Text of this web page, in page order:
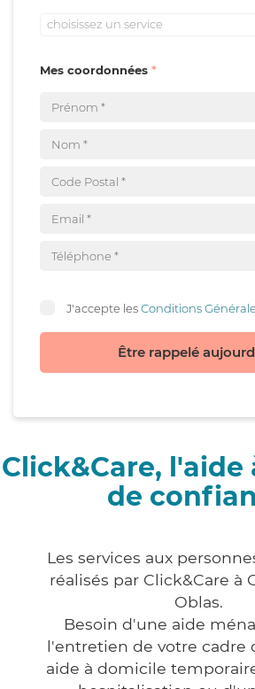
choisissez un service
Mes coordonnées
J'accepte lesConditions
Être rappelé
Click&Care,
de
Les services aux
réalisés par Click&Care à
Oblas.
Besoin d'une aide
l'entretien de votre cadre
aide à domicile